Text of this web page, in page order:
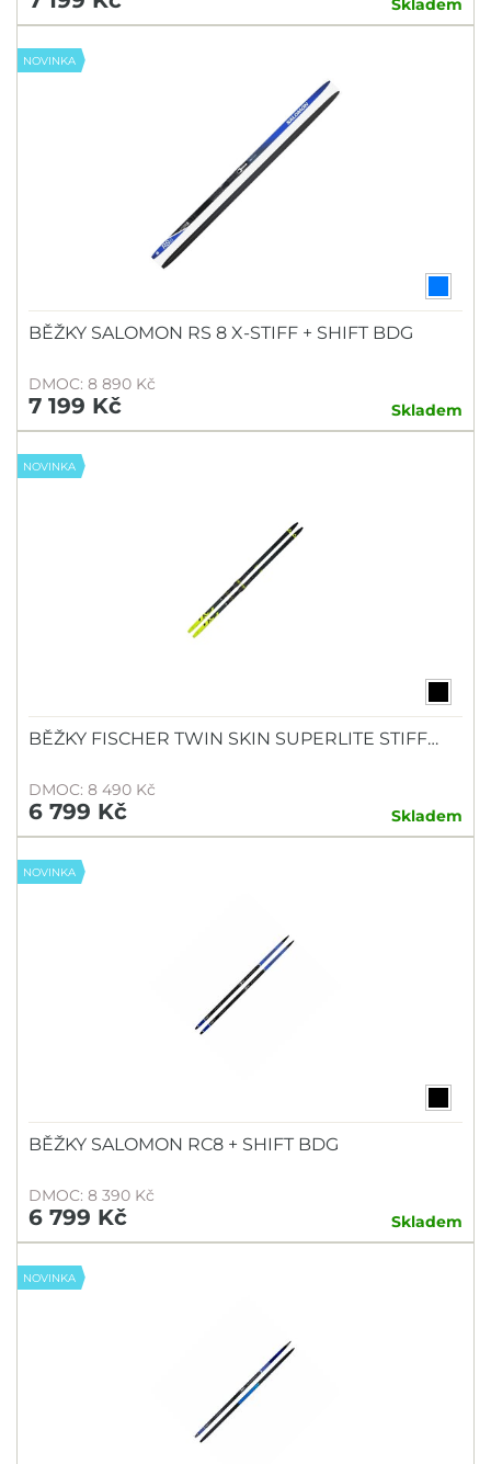
Skladem
NOVINKA
BĚŽKY SALOMON RS 8 X-STIFF + SHIFT BDG
DMOC: 8 890 Kč
7 199 Kč Skladem
NOVINKA
BĚŽKY FISCHER TWIN SKIN SUPERLITE STIFF…
DMOC: 8 490 Kč
6 799 Kč Skladem
NOVINKA
BĚŽKY SALOMON RC8 + SHIFT BDG
DMOC: 8 390 Kč
6 799 Kč Skladem
NOVINKA